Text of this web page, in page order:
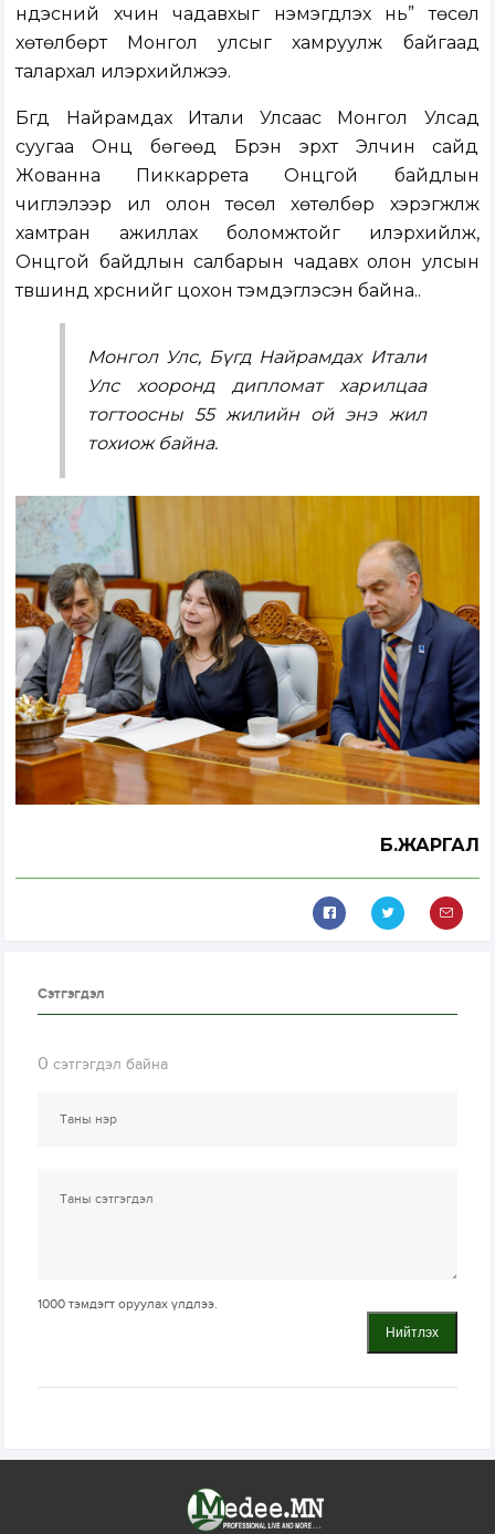
үндэсний хүчин чадавхыг нэмэгдүүлэх нь” төсөл
хөтөлбөрт Монгол улсыг хамруулж байгаад
талархал илэрхийлжээ.
Бүгд Найрамдах Итали Улсаас Монгол Улсад
суугаа Онц бөгөөд Бүрэн эрхт Элчин сайд
Жованна Пиккаррета Онцгой байдлын
чиглэлээр илүү олон төсөл хөтөлбөр хэрэгжүүлж
хамтран ажиллах боломжтойг илэрхийлж,
Онцгой байдлын салбарын чадавх олон улсын
түвшинд хүрснийг цохон тэмдэглэсэн байна..
Монгол Улс, Бүгд Найрамдах Итали
Улс хооронд дипломат харилцаа
тогтоосны 55 жилийн ой энэ жил
тохиож байна.
Б.ЖАРГАЛ
Сэтгэгдэл
0 сэтгэгдэл байна
1000 тэмдэгт оруулах үлдлээ.
Нийтлэх